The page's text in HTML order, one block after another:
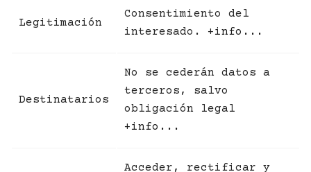
Legitimación
Consentimiento del
interesado. +info...
Destinatarios
No se cederán datos a
terceros, salvo
obligación legal
+info...
Acceder, rectificar y